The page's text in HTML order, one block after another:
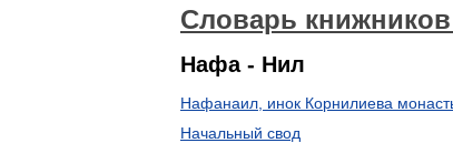
Словарь
Нафа - Нил
Нафанаил, инок Корнилиева
Начальный свод